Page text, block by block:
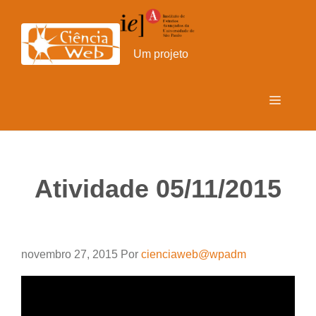
para
conteúdo
Um projeto
Menu
Atividade 05/11/2015
novembro 27, 2015 Por cienciaweb@wpadm